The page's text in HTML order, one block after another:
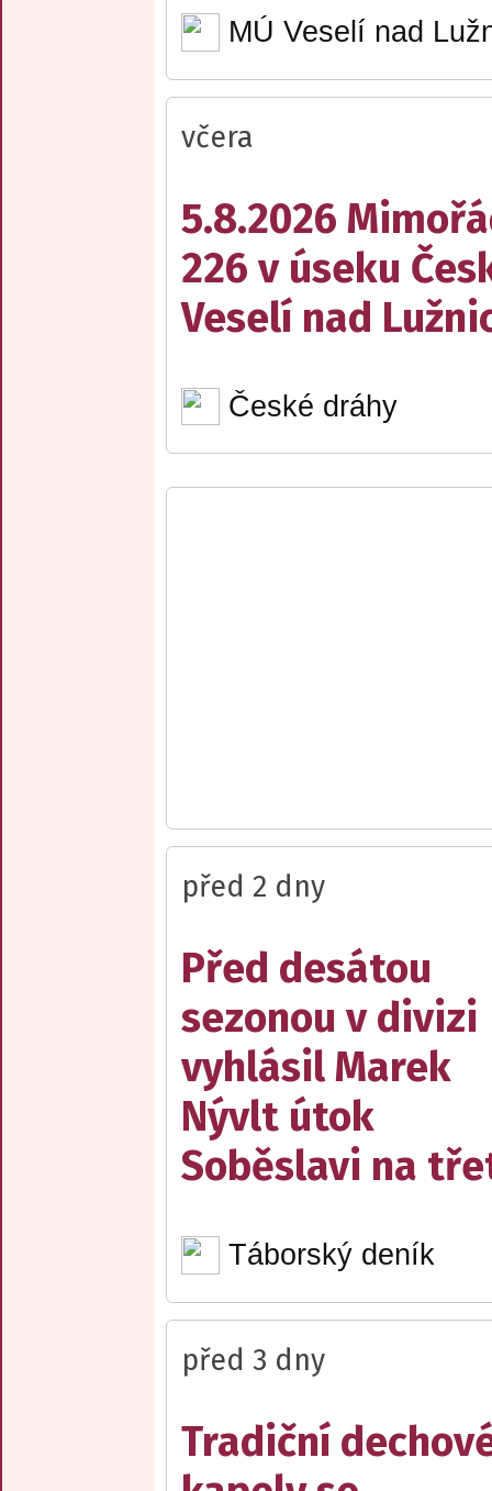
MÚ Veselí nad
včera
5.8.2026
226 v úseku
Veselí nad
České dráhy
před 2 dny
Před desátou
sezonou v divizi
vyhlásil Marek
Nývlt útok
Soběslavi na
Táborský deník
před 3 dny
Tradiční